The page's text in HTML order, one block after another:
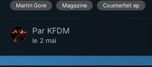
Martin Gore Magazine Counterfeit ep
Par KFDM
le 2 mai